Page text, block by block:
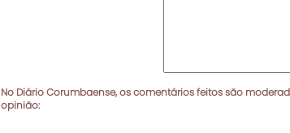
No Diário Corumbaense, os comentários feitos são
opinião: